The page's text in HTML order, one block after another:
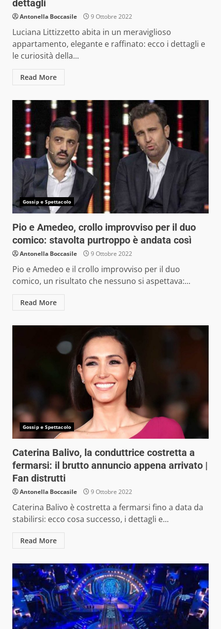
dettagli
Antonella Boccasile 9 Ottobre 2022
Luciana Littizzetto abita in un meraviglioso
appartamento, elegante e raffinato: ecco i dettagli e
le curiosità della...
Read More
Gossip e Spettacolo
Pio e Amedeo, crollo improvviso per il duo
comico: stavolta purtroppo è andata così
Antonella Boccasile 9 Ottobre 2022
Pio e Amedeo e il crollo improvviso per il duo
comico, un risultato che nessuno si aspettava:...
Read More
Gossip e Spettacolo
Caterina Balivo, la conduttrice costretta a
fermarsi: il brutto annuncio appena arrivato |
Fan distrutti
Antonella Boccasile 9 Ottobre 2022
Caterina Balivo è costretta a fermarsi fino a data da
stabilirsi: ecco cosa successo, i dettagli e...
Read More